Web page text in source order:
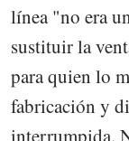
línea "no era
sustituir la
para quien lo
fabricación y
interrumpida.